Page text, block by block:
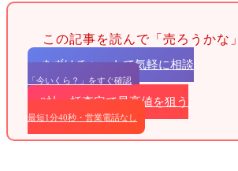
この記事を読んで「売ろうかな
まずはチャットで気軽に相談
「今いくら？」をすぐ確認
9社一括査定で最高値を狙う
最短1分40秒・営業電話なし